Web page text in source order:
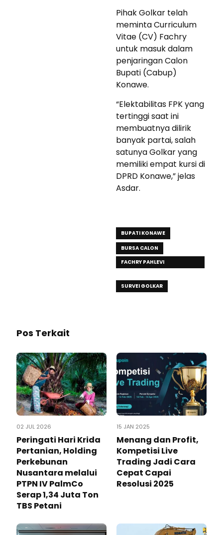
Pihak Golkar telah
meminta Curriculum
Vitae (CV) Fachry
untuk masuk dalam
penjaringan Calon
Bupati (Cabup)
Konawe.
“Elektabilitas FPK yang
tertinggi saat ini
membuatnya dilirik
banyak partai, salah
satunya Golkar yang
memiliki empat kursi di
DPRD Konawe,” jelas
Asdar.
BUPATI KONAWE
BURSA CALON
FACHRY PAHLEVI
SURVEI GOLKAR
Pos Terkait
02 JUL 2026
Peringati Hari Krida
Pertanian, Holding
Perkebunan
Nusantara melalui
PTPN IV PalmCo
Serap 1,34 Juta Ton
TBS Petani
15 JAN 2025
Menang dan Profit,
Kompetisi Live
Trading Jadi Cara
Cepat Capai
Resolusi 2025